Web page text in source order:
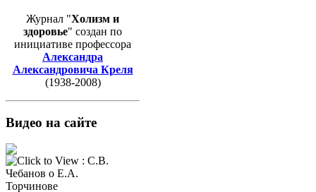
Журнал "Холизм и
здоровье" создан по
инициативе профессора
Александра
Александровича Креля
(1938-2008)
Видео на сайте